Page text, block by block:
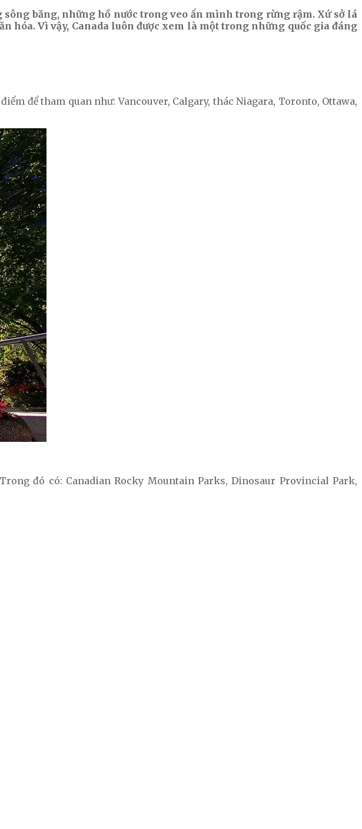
băng, những hồ nước trong veo ẩn mình trong rừng rậm. Xứ sở lá
hóa. Vì vậy, Canada luôn được xem là một trong những quốc gia đáng
để tham quan như: Vancouver, Calgary, thác Niagara, Toronto, Ottawa,
đó có: Canadian Rocky Mountain Parks, Dinosaur Provincial Park,